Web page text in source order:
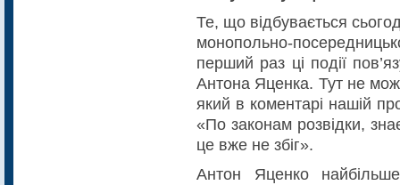
Те, що відбувається
монопольно-
перший раз ці події
Антона Яценка. Тут не
який в коментарі нашій
«По законам розвідки,
це вже не збіг».
Антон Яценко